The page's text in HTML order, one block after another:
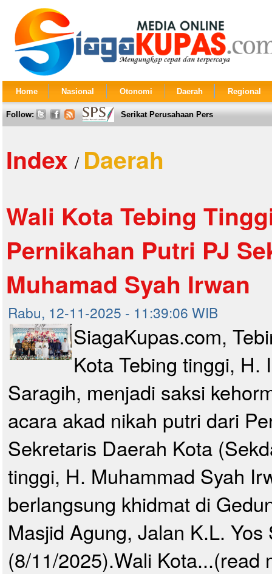
Home Nasional Otonomi Daerah Regional
Follow: Serikat Perusahaan Pers
Index / Daerah
Wali Kota Tebing
Pernikahan Putri PJ
Muhamad Syah Irwan
Rabu, 12-11-2025 - 11:39:06 WIB
SiagaKupas.com,
Kota Tebing tinggi, H.
Saragih, menjadi saksi
acara akad nikah putri dari
Sekretaris Daerah Kota
tinggi, H. Muhammad Syah
berlangsung khidmat di
Masjid Agung, Jalan K.L.
(8/11/2025).Wali Kota...(read